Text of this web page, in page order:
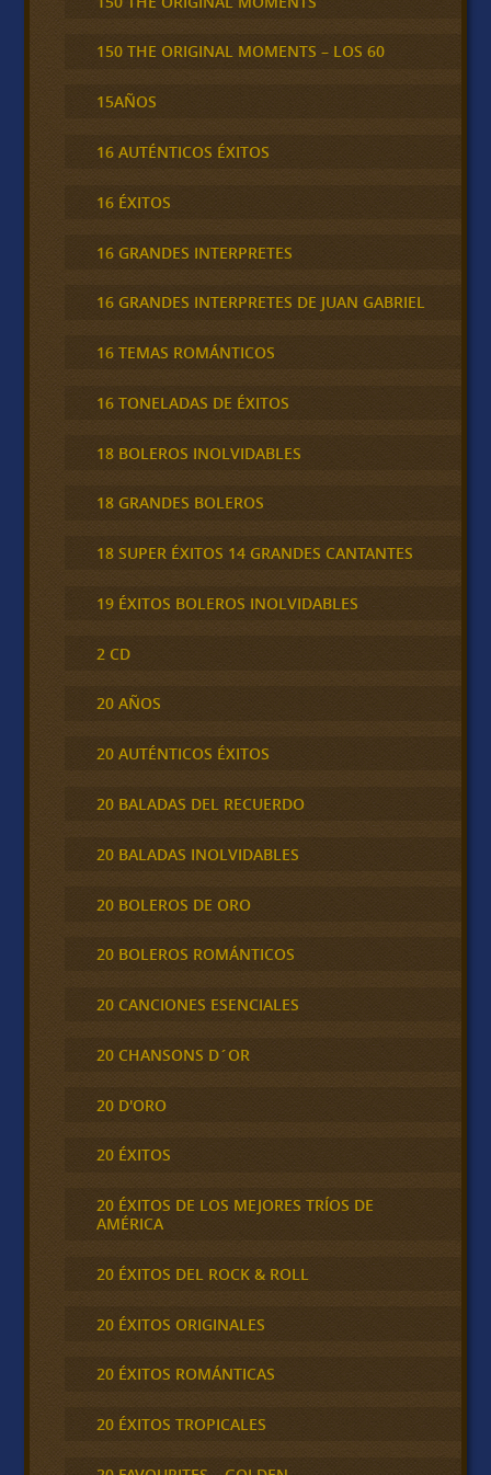
150 THE ORIGINAL MOMENTS – LOS 60
15AÑOS
16 AUTÉNTICOS ÉXITOS
16 ÉXITOS
16 GRANDES INTERPRETES
16 GRANDES INTERPRETES DE JUAN GABRIEL
16 TEMAS ROMÁNTICOS
16 TONELADAS DE ÉXITOS
18 BOLEROS INOLVIDABLES
18 GRANDES BOLEROS
18 SUPER ÉXITOS 14 GRANDES CANTANTES
19 ÉXITOS BOLEROS INOLVIDABLES
2 CD
20 AÑOS
20 AUTÉNTICOS ÉXITOS
20 BALADAS DEL RECUERDO
20 BALADAS INOLVIDABLES
20 BOLEROS DE ORO
20 BOLEROS ROMÁNTICOS
20 CANCIONES ESENCIALES
20 CHANSONS D´OR
20 D'ORO
20 ÉXITOS
20 ÉXITOS DE LOS MEJORES TRÍOS DE
AMÉRICA
20 ÉXITOS DEL ROCK & ROLL
20 ÉXITOS ORIGINALES
20 ÉXITOS ROMÁNTICAS
20 ÉXITOS TROPICALES